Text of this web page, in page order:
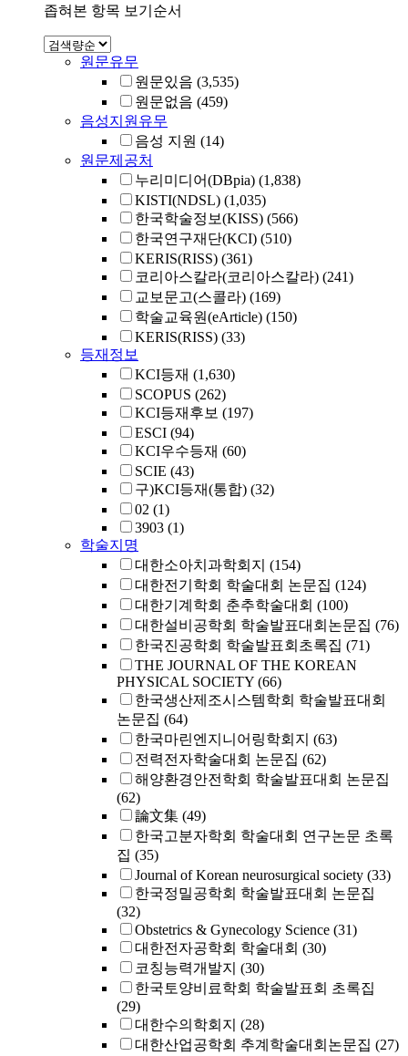
좁혀본 항목 보기순서
원문유무
원문있음 (3,535)
원문없음 (459)
음성지원유무
음성 지원 (14)
원문제공처
누리미디어(DBpia) (1,838)
KISTI(NDSL) (1,035)
한국학술정보(KISS) (566)
한국연구재단(KCI) (510)
KERIS(RISS) (361)
코리아스칼라(코리아스칼라) (241)
교보문고(스콜라) (169)
학술교육원(eArticle) (150)
KERIS(RISS) (33)
등재정보
KCI등재 (1,630)
SCOPUS (262)
KCI등재후보 (197)
ESCI (94)
KCI우수등재 (60)
SCIE (43)
구)KCI등재(통합) (32)
02 (1)
3903 (1)
학술지명
대한소아치과학회지 (154)
대한전기학회 학술대회 논문집 (124)
대한기계학회 춘추학술대회 (100)
대한설비공학회 학술발표대회논문집 (76)
한국진공학회 학술발표회초록집 (71)
THE JOURNAL OF THE KOREAN
PHYSICAL SOCIETY (66)
한국생산제조시스템학회 학술발표대회
논문집 (64)
한국마린엔지니어링학회지 (63)
전력전자학술대회 논문집 (62)
해양환경안전학회 학술발표대회 논문집
(62)
論文集 (49)
한국고분자학회 학술대회 연구논문 초록
집 (35)
Journal of Korean neurosurgical society (33)
한국정밀공학회 학술발표대회 논문집
(32)
Obstetrics & Gynecology Science (31)
대한전자공학회 학술대회 (30)
코칭능력개발지 (30)
한국토양비료학회 학술발표회 초록집
(29)
대한수의학회지 (28)
대한산업공학회 추계학술대회논문집 (27)